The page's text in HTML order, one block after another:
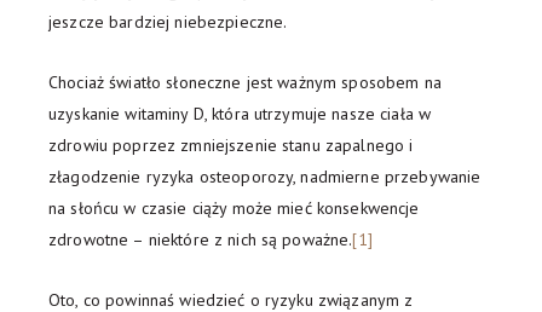
jeszcze bardziej niebezpieczne.
Chociaż światło słoneczne jest ważnym sposobem na
uzyskanie witaminy D, która utrzymuje nasze ciała w
zdrowiu poprzez zmniejszenie stanu zapalnego i
złagodzenie ryzyka osteoporozy, nadmierne przebywanie
na słońcu w czasie ciąży może mieć konsekwencje
zdrowotne – niektóre z nich są poważne.[1]
Oto, co powinnaś wiedzieć o ryzyku związanym z